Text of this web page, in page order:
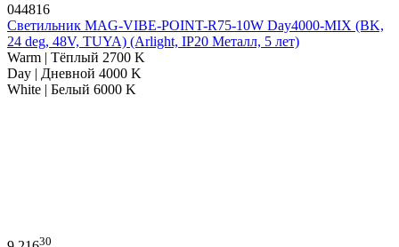
044816
Светильник MAG-VIBE-POINT-R75-10W Day4000-MIX (BK,
24 deg, 48V, TUYA) (Arlight, IP20 Металл, 5 лет)
Warm | Тёплый 2700 K
Day | Дневной 4000 K
White | Белый 6000 K
30